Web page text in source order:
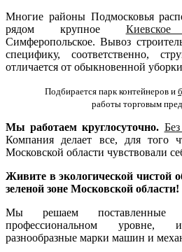
Многие районы Подмосковья
рядом крупное
Симферопольское. Вывоз
специфику, соответственно,
отличается от обыкновенной
Подбирается парк контейнеров и
работы торговым
Мы работаем круглосуточно.
Компания делает все, для
Московской области чувствовали
Живите в экологической чистой
зеленой зоне Московской области!
Мы решаем поставленные
профессиональном
разнообразные марки машин и